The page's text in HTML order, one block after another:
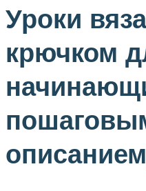
Уроки
крючком